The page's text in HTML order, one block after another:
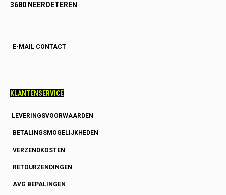
3680 NEEROETEREN
E-MAIL CONTACT
KLANTENSERVICE
LEVERINGSVOORWAARDEN
BETALINGSMOGELIJKHEDEN
VERZENDKOSTEN
RETOURZENDINGEN
AVG BEPALINGEN